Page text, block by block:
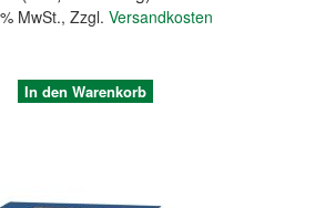
MwSt.,Zzgl.Versandkosten
In den Warenkorb